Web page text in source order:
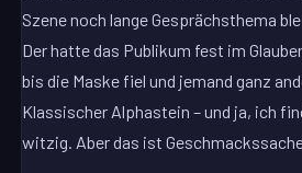
Szene noch lange Gesprächsthema
Der hatte das Publikum fest im
bis die Maske fiel und jemand ganz
Klassischer Alphastein – und ja, ich
witzig. Aber das ist